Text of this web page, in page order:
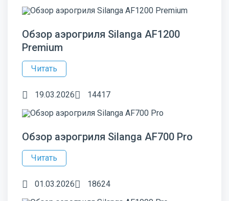
Обзор аэрогриля Silanga AF1200
Premium
Читать
19.03.2026 14417
Обзор аэрогриля Silanga AF700 Pro
Читать
01.03.2026 18624